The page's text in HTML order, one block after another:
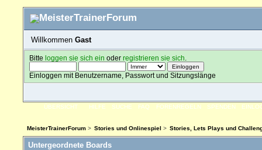
Willkommen Gast
Bitteloggen sie sich ein oderregistrieren sie sich
Einloggen mit Benutzername, Passwort und Sitzungslänge
ÜBERSICHT HILFE SUCHE FAQ FORENREGELN SPENDEN
MeisterTrainerForum> Stories und Onlinespiel > Stories, Lets Plays und
Untergeordnete Boards